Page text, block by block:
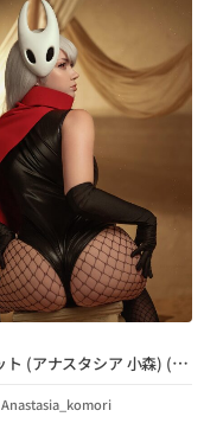
ホーネット (アナスタシア 小森) (Hollow Knight: Silksong)
Anastasia_komori